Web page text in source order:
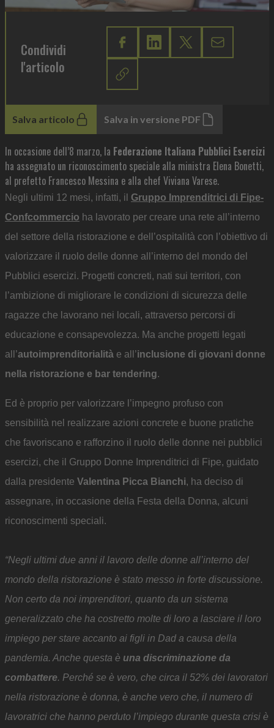
Condividi
l'articolo
Salva articolo Salva in versione PDF
In occasione dell’8 marzo, la Federazione Italiana Pubblici Esercizi
ha assegnato un riconoscimento speciale alla ministra Elena Bonetti,
al prefetto Francesco Messina e alla chef Viviana Varese.
Negli ultimi 12 mesi, infatti, il Gruppo Imprenditrici di Fipe-
Confcommercio ha lavorato per creare una rete all’interno
del settore della ristorazione e dell’ospitalità con l’obiettivo di
valorizzare il ruolo delle donne all’interno del mondo del
Pubblici esercizi. Progetti concreti, nati sui territori, con
l’ambizione di migliorare le condizioni di sicurezza delle
ragazze che lavorano nei locali, attraverso percorsi di
educazione e consapevolezza. Ma anche progetti legati
all’autoimprenditorialità e all’inclusione di giovani donne
nella ristorazione e bar tendering.
Ed è proprio per valorizzare l’impegno profuso con
sensibilità nel realizzare azioni concrete e buone pratiche
che favoriscano e rafforzino il ruolo delle donne nei pubblici
esercizi, che il Gruppo Donne Imprenditrici di Fipe, guidato
dalla presidente Valentina Picca Bianchi, ha deciso di
assegnare, in occasione della Festa della Donna, alcuni
riconoscimenti speciali.
“Negli ultimi due anni il lavoro delle donne all’interno del
mondo della ristorazione è stato messo in forte discussione.
Non certo da noi imprenditori, quanto da un sistema
generalizzato che ha costretto molte di loro a lasciare il loro
impiego per stare accanto ai figli in Dad a causa della
pandemia. Anche questa è una discriminazione da
combattere. Perché se è vero, che circa il 52% dei lavoratori
nella ristorazione è donna, è anche vero che, il numero di
lavoratrici che hanno perduto l’impiego durante questa crisi è